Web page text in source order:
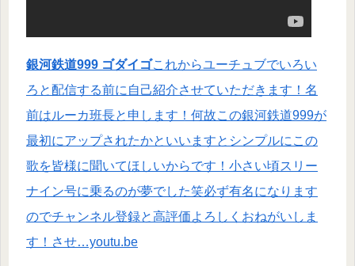
銀河鉄道999 ゴダイゴこれからユーチュブでいろい
ろと配信する前に自己紹介させていただきます！名
前はルーカ班長と申します！何故この銀河鉄道999が
最初にアップされたかといいますとシンプルにこの
歌を皆様に聞いてほしいからです！小さい頃スリー
ナイン号に乗るのが夢でした笑必ず有名になります
のでチャンネル登録と高評価よろしくおねがいしま
す！させ…youtu.be